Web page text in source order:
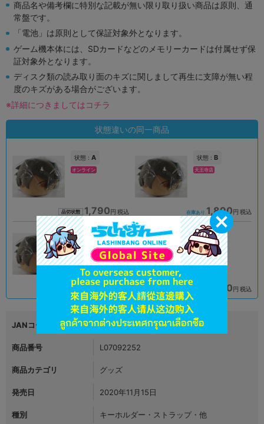
商品名や備考欄に特別な記載が無い限り取り扱い商品は原則、通
常盤です。
「電池」は原則として保証対象外となります。
ゲーム機本体には、SDカードなどのメモリーカードは付属せず保
証対象外となります。
ディスク類の読み取り面のキズに関しまして再生に支障が無い程
度のキズがある場合がございます。
※詳細につきましてはコチラ
状態違いの同一商品
状態 : A
オンライン
品切状態 1,790円 税込
状態 : B
天王寺店
在庫あり 1,890円 税込
状態 :A
大宮店
1,990
状態 :A
大阪日本橋店
1,990円 税込
JANコード 4999999999999
商品番号 L07092252
商品カテゴリ グッズ
発売日 2020年11月15日
種別 キーホルダー・ストラップ・他